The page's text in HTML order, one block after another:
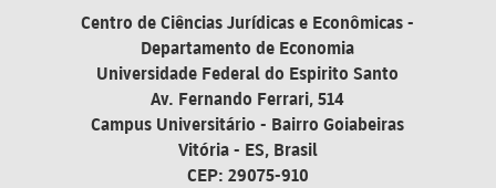
Centro de Ciências Jurídicas e Econômicas -
Departamento de Economia
Universidade Federal do Espirito Santo
Av. Fernando Ferrari, 514
Campus Universitário - Bairro Goiabeiras
Vitória - ES, Brasil
CEP: 29075-910